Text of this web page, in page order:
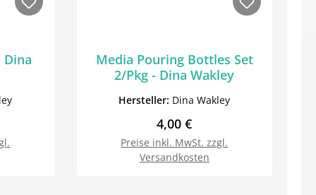
Dina
Media Pouring Bottles Set
2/Pkg - Dina Wakley
Hersteller: Dina Wakley
Regulärer Preis:
4,00 €
Preise inkl. MwSt. zzgl.
Versandkosten